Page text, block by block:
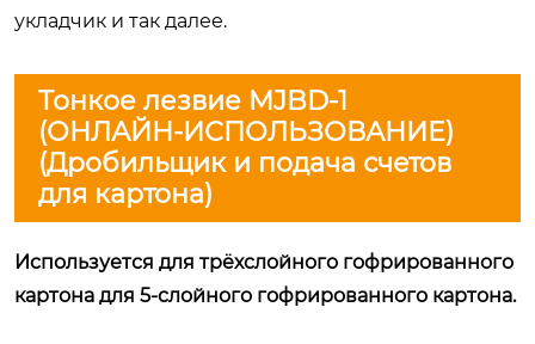
укладчик и так далее.
Тонкое лезвие MJBD-1
(ОНЛАЙН-ИСПОЛЬЗОВАНИЕ)
(Дробильщик и подача счетов
для картона)
Используется для трёхслойного гофрированного
картона для 5-слойного гофрированного картона.